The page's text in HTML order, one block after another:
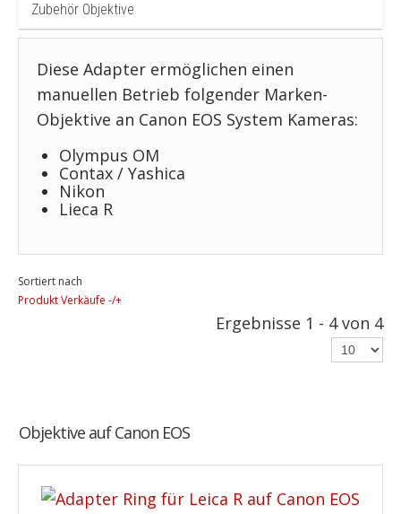
Zubehör Objektive
Diese Adapter ermöglichen einen
manuellen Betrieb folgender Marken-
Objektive an Canon EOS System Kameras:
Olympus OM
Contax / Yashica
Nikon
Lieca R
Sortiert nach
Produkt Verkäufe -/+
Ergebnisse 1 - 4 von 4
Objektive auf Canon EOS